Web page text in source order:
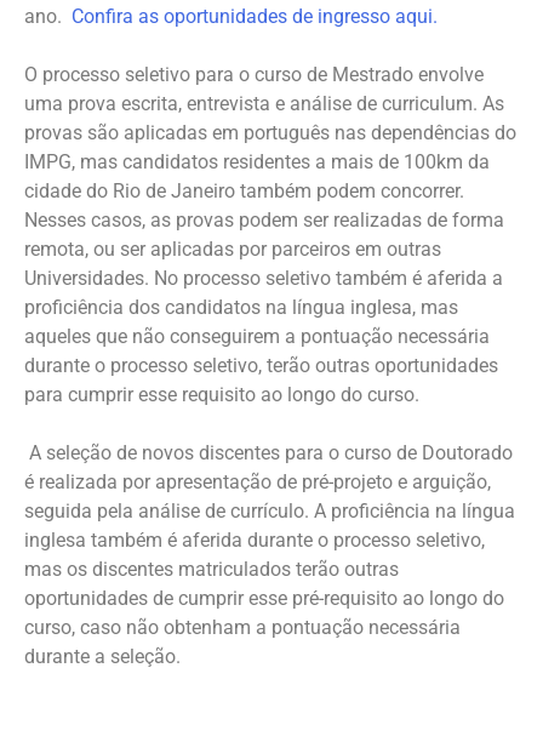
ano. Confira as oportunidades de ingresso aqui.
O processo seletivo para o curso de Mestrado envolve
uma prova escrita, entrevista e análise de curriculum. As
provas são aplicadas em português nas dependências do
IMPG, mas candidatos residentes a mais de 100km da
cidade do Rio de Janeiro também podem concorrer.
Nesses casos, as provas podem ser realizadas de forma
remota, ou ser aplicadas por parceiros em outras
Universidades. No processo seletivo também é aferida a
proficiência dos candidatos na língua inglesa, mas
aqueles que não conseguirem a pontuação necessária
durante o processo seletivo, terão outras oportunidades
para cumprir esse requisito ao longo do curso.
A seleção de novos discentes para o curso de Doutorado
é realizada por apresentação de pré-projeto e arguição,
seguida pela análise de currículo. A proficiência na língua
inglesa também é aferida durante o processo seletivo,
mas os discentes matriculados terão outras
oportunidades de cumprir esse pré-requisito ao longo do
curso, caso não obtenham a pontuação necessária
durante a seleção.